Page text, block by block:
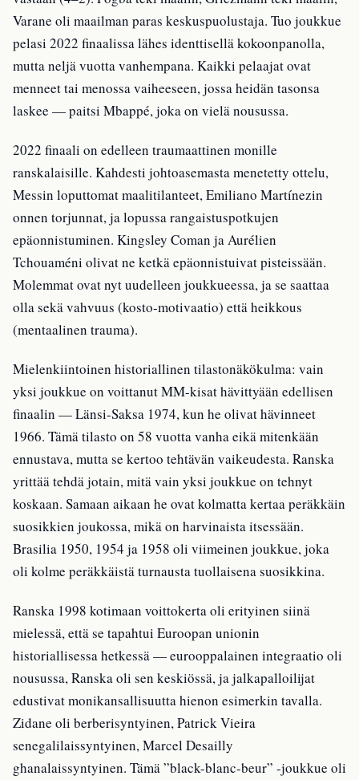
Varane oli maailman paras keskuspuolustaja. Tuo joukkue
pelasi 2022 finaalissa lähes identtisellä kokoonpanolla,
mutta neljä vuotta vanhempana. Kaikki pelaajat ovat
menneet tai menossa vaiheeseen, jossa heidän tasonsa
laskee — paitsi Mbappé, joka on vielä nousussa.
2022 finaali on edelleen traumaattinen monille
ranskalaisille. Kahdesti johtoasemasta menetetty ottelu,
Messin loputtomat maalitilanteet, Emiliano Martínezin
onnen torjunnat, ja lopussa rangaistuspotkujen
epäonnistuminen. Kingsley Coman ja Aurélien
Tchouaméni olivat ne ketkä epäonnistuivat pisteissään.
Molemmat ovat nyt uudelleen joukkueessa, ja se saattaa
olla sekä vahvuus (kosto-motivaatio) että heikkous
(mentaalinen trauma).
Mielenkiintoinen historiallinen tilastonäkökulma: vain
yksi joukkue on voittanut MM-kisat hävittyään edellisen
finaalin — Länsi-Saksa 1974, kun he olivat hävinneet
1966. Tämä tilasto on 58 vuotta vanha eikä mitenkään
ennustava, mutta se kertoo tehtävän vaikeudesta. Ranska
yrittää tehdä jotain, mitä vain yksi joukkue on tehnyt
koskaan. Samaan aikaan he ovat kolmatta kertaa peräkkäin
suosikkien joukossa, mikä on harvinaista itsessään.
Brasilia 1950, 1954 ja 1958 oli viimeinen joukkue, joka
oli kolme peräkkäistä turnausta tuollaisena suosikkina.
Ranska 1998 kotimaan voittokerta oli erityinen siinä
mielessä, että se tapahtui Euroopan unionin
historiallisessa hetkessä — eurooppalainen integraatio oli
nousussa, Ranska oli sen keskiössä, ja jalkapalloilijat
edustivat monikansallisuutta hienon esimerkin tavalla.
Zidane oli berberisyntyinen, Patrick Vieira
senegalilaissyntyinen, Marcel Desailly
ghanalaissyntyinen. Tämä ”black-blanc-beur” -joukkue oli